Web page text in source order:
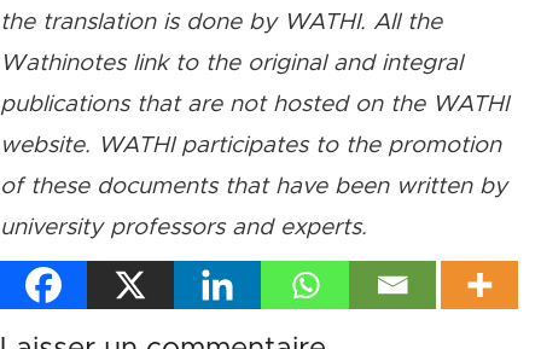
the translation is done by WATHI. All the
Wathinotes link to the original and integral
publications that are not hosted on the WATHI
website. WATHI participates to the promotion
of these documents that have been written by
university professors and experts.